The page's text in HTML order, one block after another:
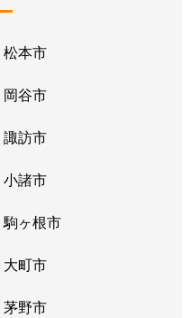
松本市
岡谷市
諏訪市
小諸市
駒ヶ根市
大町市
茅野市